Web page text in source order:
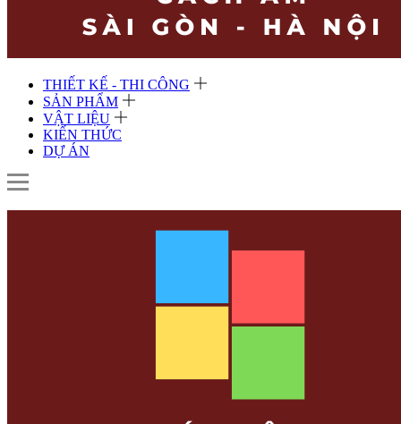
THIẾT KẾ - THI CÔNG
SẢN PHẨM
VẬT LIỆU
KIẾN THỨC
DỰ ÁN